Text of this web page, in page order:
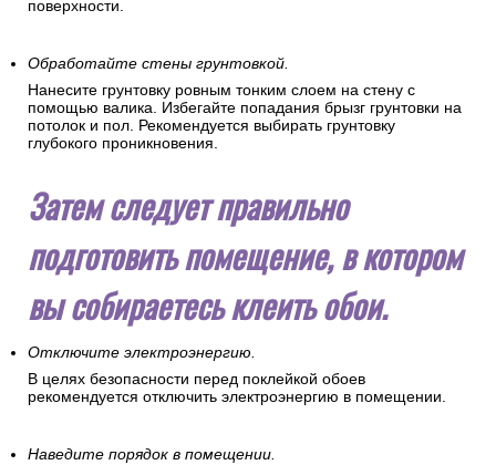
поверхности.
Обработайте стены грунтовкой.
Нанесите грунтовку ровным тонким слоем на стену с
помощью валика. Избегайте попадания брызг грунтовки на
потолок и пол. Рекомендуется выбирать грунтовку
глубокого проникновения.
Затем следует правильно
подготовить помещение, в котором
вы собираетесь клеить обои.
Отключите электроэнергию.
В целях безопасности перед поклейкой обоев
рекомендуется отключить электроэнергию в помещении.
Наведите порядок в помещении.